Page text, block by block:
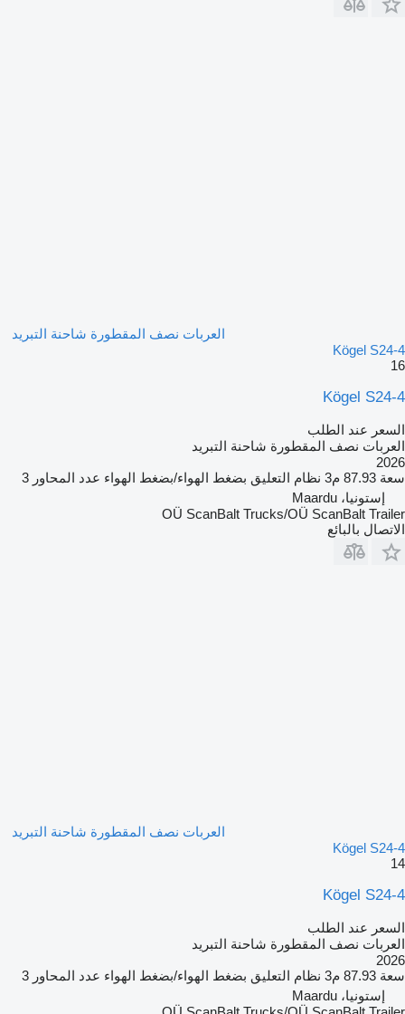
العربات نصف المقطورة شاحنة التبريد
Kögel S24-4
16
Kögel S24-4
السعر عند الطلب
العربات نصف المقطورة شاحنة التبريد
2026
سعة 87.93 م3 نظام التعليق بضغط الهواء/بضغط الهواء عدد المحاور 3
إستونيا، Maardu
OÜ ScanBalt Trucks/OÜ ScanBalt Trailer
الاتصال بالبائع
العربات نصف المقطورة شاحنة التبريد
Kögel S24-4
14
Kögel S24-4
السعر عند الطلب
العربات نصف المقطورة شاحنة التبريد
2026
سعة 87.93 م3 نظام التعليق بضغط الهواء/بضغط الهواء عدد المحاور 3
إستونيا، Maardu